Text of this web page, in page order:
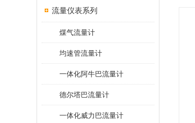
流量仪表系列
煤气流量计
均速管流量计
一体化阿牛巴流量计
德尔塔巴流量计
一体化威力巴流量计